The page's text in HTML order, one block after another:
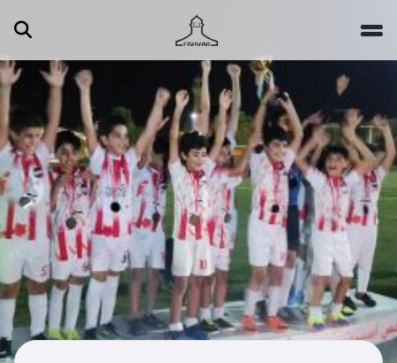
مقالات تصاویر
ویدیوها دسته‌بندی‌ها
جستجو ...